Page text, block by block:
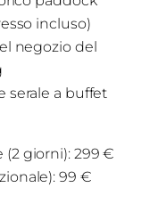
incluso)
negozio del
serale a buffet
giorni): 299 €
99 €